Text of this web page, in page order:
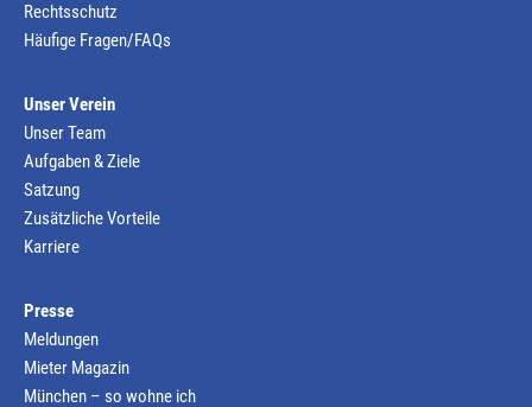
Rechtsschutz
Häufige Fragen/FAQs
Unser Verein
Unser Team
Aufgaben & Ziele
Satzung
Zusätzliche Vorteile
Karriere
Presse
Meldungen
Mieter Magazin
München – so wohne ich